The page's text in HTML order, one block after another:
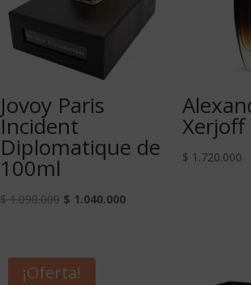
Jovoy Paris
Incident
Diplomatique de
100ml
$1.090.000 $ 1.040.000
$ 1.720.000
¡Oferta!